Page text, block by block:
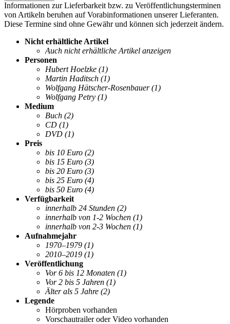
Informationen zur Lieferbarkeit bzw. zu Veröffentlichungsterminen
von Artikeln beruhen auf Vorabinformationen unserer Lieferanten.
Diese Termine sind ohne Gewähr und können sich jederzeit ändern.
Nicht erhältliche Artikel
Auch nicht erhältliche Artikel anzeigen
Personen
Hubert Hoelzke (1)
Martin Haditsch (1)
Wolfgang Hätscher-Rosenbauer (1)
Wolfgang Petry (1)
Medium
Buch (2)
CD (1)
DVD (1)
Preis
bis 10 Euro (2)
bis 15 Euro (3)
bis 20 Euro (3)
bis 25 Euro (4)
bis 50 Euro (4)
Verfügbarkeit
innerhalb 24 Stunden (2)
innerhalb von 1-2 Wochen (1)
innerhalb von 2-3 Wochen (1)
Aufnahmejahr
1970–1979 (1)
2010–2019 (1)
Veröffentlichung
Vor 6 bis 12 Monaten (1)
Vor 2 bis 5 Jahren (1)
Älter als 5 Jahre (2)
Legende
Hörproben vorhanden
Vorschautrailer oder Video vorhanden